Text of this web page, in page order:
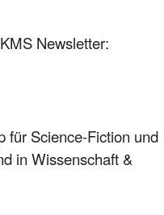
Newsletter:
für Science-Fiction und
in Wissenschaft &